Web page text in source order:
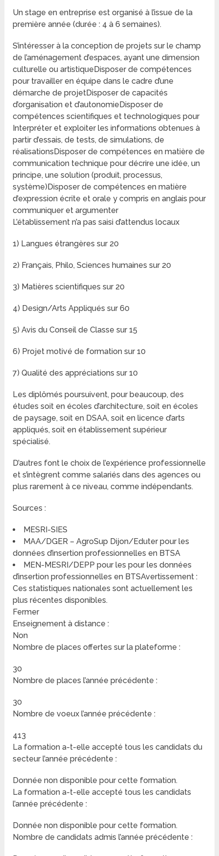
Un stage en entreprise est organisé à l’issue de la
première année (durée : 4 à 6 semaines).
S’intéresser à la conception de projets sur le champ
de l’aménagement d’espaces, ayant une dimension
culturelle ou artistiqueDisposer de compétences
pour travailler en équipe dans le cadre d’une
démarche de projetDisposer de capacités
d’organisation et d’autonomieDisposer de
compétences scientifiques et technologiques pour
Interpréter et exploiter les informations obtenues à
partir d’essais, de tests, de simulations, de
réalisationsDisposer de compétences en matière de
communication technique pour décrire une idée, un
principe, une solution (produit, processus,
système)Disposer de compétences en matière
d’expression écrite et orale y compris en anglais pour
communiquer et argumenter
L’établissement n’a pas saisi d’attendus locaux
1) Langues étrangères sur 20
2) Français, Philo, Sciences humaines sur 20
3) Matières scientifiques sur 20
4) Design/Arts Appliqués sur 60
5) Avis du Conseil de Classe sur 15
6) Projet motivé de formation sur 10
7) Qualité des appréciations sur 10
Les diplômés poursuivent, pour beaucoup, des
études soit en écoles d’architecture, soit en écoles
de paysage, soit en DSAA, soit en licence d’arts
appliqués, soit en établissement supérieur
spécialisé.
D’autres font le choix de l’expérience professionnelle
et s’intègrent comme salariés dans des agences ou
plus rarement à ce niveau, comme indépendants.
Sources :
MESRI-SIES
MAA/DGER – AgroSup Dijon/Eduter pour les
données d’insertion professionnelles en BTSA
MEN-MESRI/DEPP pour les pour les données
d’insertion professionnelles en BTSAvertissement :
Ces statistiques nationales sont actuellement les
plus récentes disponibles.
Fermer
Enseignement à distance :
Non
Nombre de places offertes sur la plateforme :
30
Nombre de places l’année précédente :
30
Nombre de voeux l’année précédente :
413
La formation a-t-elle accepté tous les candidats du
secteur l’année précédente :
Donnée non disponible pour cette formation.
La formation a-t-elle accepté tous les candidats
l’année précédente :
Donnée non disponible pour cette formation.
Nombre de candidats admis l’année précédente :